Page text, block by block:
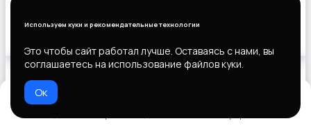
Используем куки и рекомендательные технологии
Это чтобы сайт работал лучше. Оставаясь с нами, вы
соглашаетесь на использование файлов куки.
Ок
Показать объявления
Выберите способ оплаты